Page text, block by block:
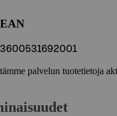
EAN
3600531692001
palvelun tuotetietoja